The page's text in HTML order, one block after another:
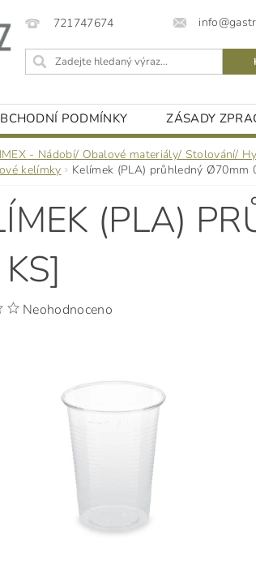
721747674
PODMÍNKY ZÁSADY
- Nádobí/ Obalové materiály/ Stolování/
kelímky
Kelímek (PLA) průhledný Ø70mm
(PLA)
Neohodnoceno